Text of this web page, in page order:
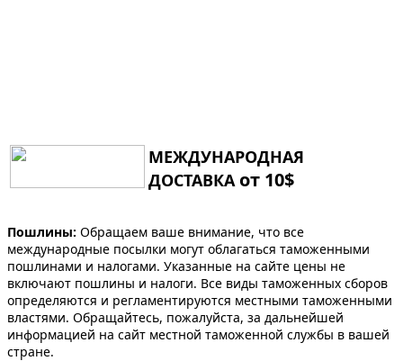
МЕЖДУНАРОДНАЯ
ДОСТАВКА от 10$
Пошлины: Обращаем ваше внимание, что все
международные посылки могут облагаться таможенными
пошлинами и налогами. Указанные на сайте цены не
включают пошлины и налоги. Все виды таможенных сборов
определяются и регламентируются местными таможенными
властями. Обращайтесь, пожалуйста, за дальнейшей
информацией на сайт местной таможенной службы в вашей
стране.